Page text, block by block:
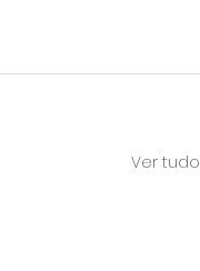
Ver tudo